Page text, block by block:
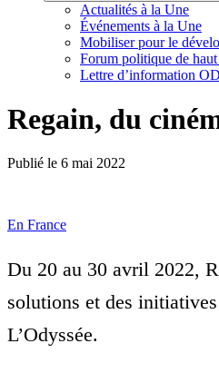
Actualités à la Une
Événements à la Une
Mobiliser pour le
Forum politique de
Lettre d’information
Regain, du
Publié le 6 mai 2022
En France
Du 20 au 30 avril 2022,
solutions et des
L’Odyssée.